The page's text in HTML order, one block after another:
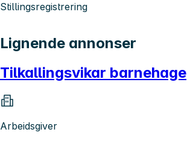
Stillingsregistrering
Lignende annonser
Tilkallingsvikar barnehage
Arbeidsgiver